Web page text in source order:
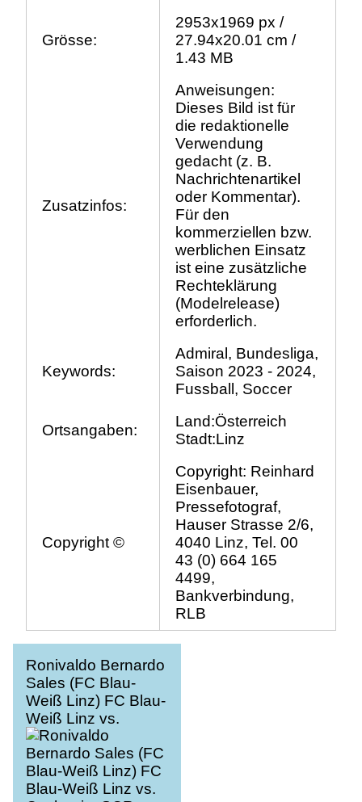
Grösse:
2953x1969 px /
27.94x20.01 cm /
1.43 MB
Zusatzinfos:
Anweisungen:
Dieses Bild ist für
die redaktionelle
Verwendung
gedacht (z. B.
Nachrichtenartikel
oder Kommentar).
Für den
kommerziellen bzw.
werblichen Einsatz
ist eine zusätzliche
Rechteklärung
(Modelrelease)
erforderlich.
Keywords:
Admiral, Bundesliga,
Saison 2023 - 2024,
Fussball, Soccer
Ortsangaben:
Land:Österreich
Stadt:Linz
Copyright ©
Copyright: Reinhard
Eisenbauer,
Pressefotograf,
Hauser Strasse 2/6,
4040 Linz, Tel. 00
43 (0) 664 165
4499,
Bankverbindung,
RLB
Ronivaldo Bernardo
Sales (FC Blau-
Weiß Linz) FC Blau-
Weiß Linz vs.
Cashpoint SCR
Altach, Admiral
Bundesliga, 2023 -
2024